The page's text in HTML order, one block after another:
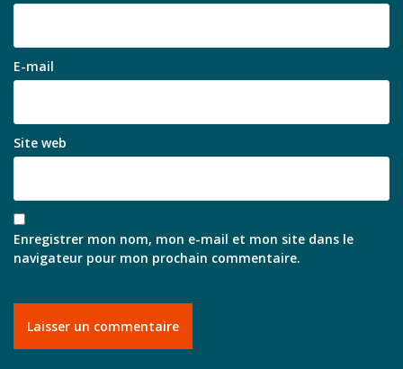
E-mail
Site web
Enregistrer mon nom, mon e-mail et mon site dans le
navigateur pour mon prochain commentaire.